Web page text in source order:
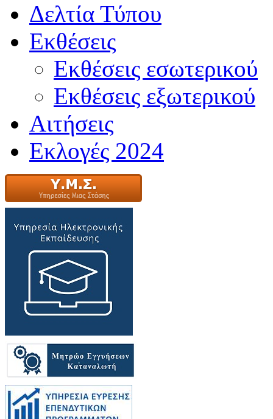
Δελτία Τύπου
Εκθέσεις
Εκθέσεις εσωτερικού
Εκθέσεις εξωτερικού
Αιτήσεις
Εκλογές 2024